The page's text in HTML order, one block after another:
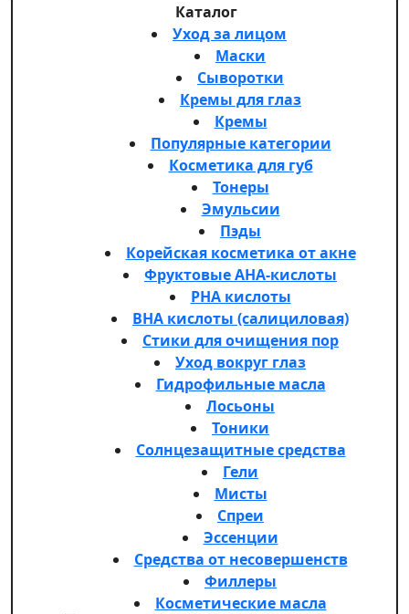
Каталог
Уход за лицом
Маски
Сыворотки
Кремы для глаз
Кремы
Популярные категории
Косметика для губ
Тонеры
Эмульсии
Пэды
Корейская косметика от акне
Фруктовые AHA-кислоты
PHA кислоты
BHA кислоты (салициловая)
Стики для очищения пор
Уход вокруг глаз
Гидрофильные масла
Лосьоны
Тоники
Солнцезащитные средства
Гели
Мисты
Спреи
Эссенции
Средства от несовершенств
Филлеры
Косметические масла